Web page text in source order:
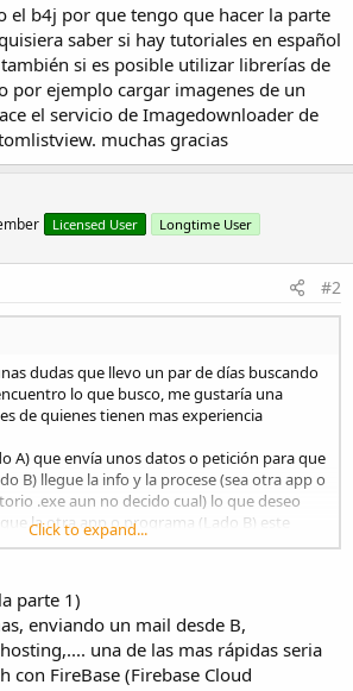
el b4j por que tengo que hacer la parte
saber si hay tutoriales en español
si es posible utilizar librerías de
por ejemplo cargar imagenes de un
el servicio de Imagedownloader de
muchas gracias
Licensed User Longtime User
#2
dudas que llevo un par de días buscando
lo que busco, me gustaría una
de quienes tienen mas experiencia
A) que envía unos datos o petición para que
B) llegue la info y la procese (sea otra app o
.exe aun no decido cual) lo que deseo
la otra app o programa (Lado B) este
para poder procesar el pedido. de lo
Click to expand...
parte 1)
enviando un mail desde B,
una de las mas rápidas seria
con FireBase (Firebase Cloud